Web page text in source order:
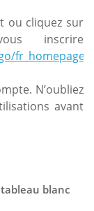
ou cliquez sur
inscrire
N’oubliez
avant
blanc